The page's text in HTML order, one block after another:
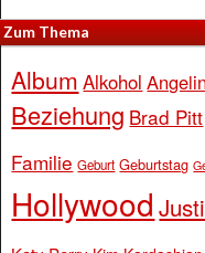
Zum Thema
Album Alkohol
Beziehung Brad Pitt
Familie Geburt Geburtstag
Hollywood